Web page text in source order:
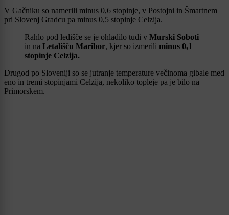
V Gačniku so namerili minus 0,6 stopinje, v Postojni in Šmartnem
pri Slovenj Gradcu pa minus 0,5 stopinje Celzija.
Rahlo pod ledišče se je ohladilo tudi v Murski Soboti
in na Letališču Maribor, kjer so izmerili minus 0,1
stopinje Celzija.
Drugod po Sloveniji so se jutranje temperature večinoma gibale med
eno in tremi stopinjami Celzija, nekoliko topleje pa je bilo na
Primorskem.